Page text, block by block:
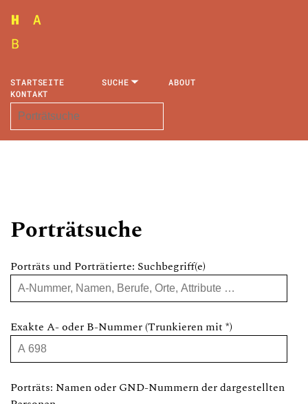
STARTSEITE SUCHE
ABOUT
KONTAKT
Porträtsuche
Porträts und Porträtierte: Suchbegriff(e)
Exakte A- oder B-Nummer (Trunkieren mit *)
Porträts: Namen oder GND-Nummern der dargestellten